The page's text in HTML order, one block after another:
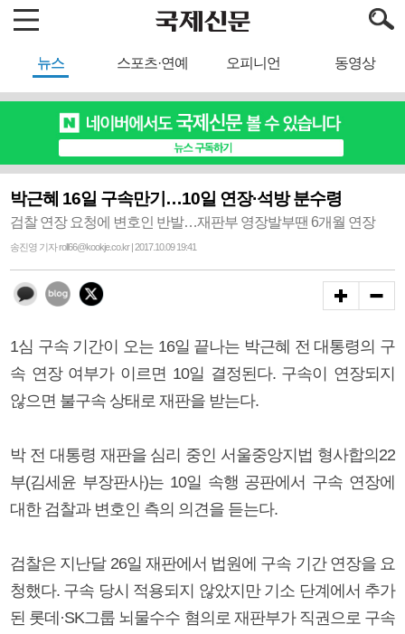
뉴스 스포츠·연예 오피니언 동영상
박근혜 16일 구속만기…10일 연장·석방 분수령
검찰 연장 요청에 변호인 반발…재판부 영장발부땐 6개월 연장
송진영 기자 roll66@kookje.co.kr | 2017.10.09 19:41
1심 구속 기간이 오는 16일 끝나는 박근혜 전 대통령의 구
속 연장 여부가 이르면 10일 결정된다. 구속이 연장되지
않으면 불구속 상태로 재판을 받는다.
박 전 대통령 재판을 심리 중인 서울중앙지법 형사합의22
부(김세윤 부장판사)는 10일 속행 공판에서 구속 연장에
대한 검찰과 변호인 측의 의견을 듣는다.
검찰은 지난달 26일 재판에서 법원에 구속 기간 연장을 요
청했다. 구속 당시 적용되지 않았지만 기소 단계에서 추가
된 롯데·SK그룹 뇌물수수 혐의로 재판부가 직권으로 구속